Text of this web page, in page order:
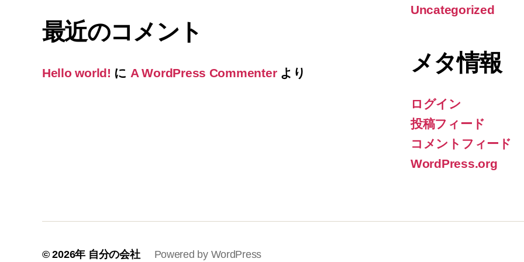
最近のコメント
Hello world! に A WordPress Commenterより
Uncategorized
メタ情報
ログイン
投稿フィード
コメントフィード
WordPress.org
© 2026年 自分の会社 Powered by WordPress